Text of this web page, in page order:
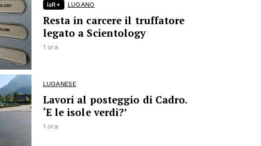
laR+ LUGANO
Resta in carcere il truffatore
legato a Scientology
1 ora
LUGANESE
Lavori al posteggio di Cadro.
‘E le isole verdi?’
1 ora